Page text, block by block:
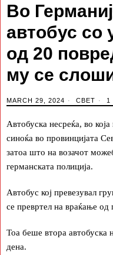
Во
автобус со
од 20
му се
MARCH 29, 2024 СВЕТ 1
Автобуска несреќа, во
синоќа во провинцијата
затоа што на возачот
германската полиција.
Автобус кој превезувал
се превртел на враќање од
Тоа беше втора автобуска
дена.